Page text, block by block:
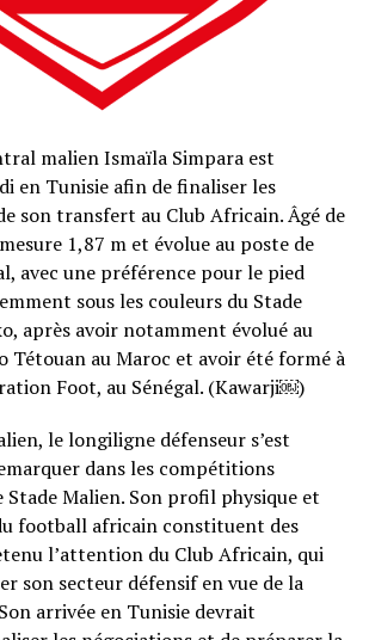
malien Ismaïla Simpara est
en Tunisie afin de finaliser les
son transfert au Club Africain. Âgé de
1,87 m et évolue au poste de
avec une préférence pour le pied
sous les couleurs du Stade
après avoir notamment évolué au
Tétouan au Maroc et avoir été formé à
Foot, au Sénégal. (Kawarji⁠￼)
le longiligne défenseur s’est
dans les compétitions
Stade Malien. Son profil physique et
football africain constituent des
l’attention du Club Africain, qui
son secteur défensif en vue de la
arrivée en Tunisie devrait